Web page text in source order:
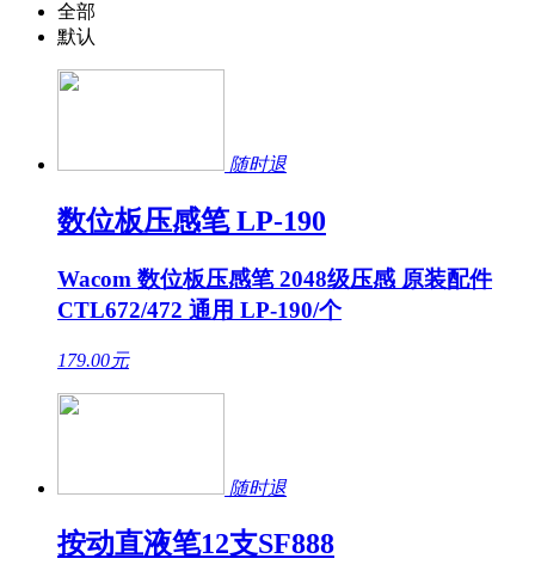
全部
默认
随时退
数位板压感笔 LP-190
Wacom 数位板压感笔 2048级压感 原装配件
CTL672/472 通用 LP-190/个
179.00元
随时退
按动直液笔12支SF888